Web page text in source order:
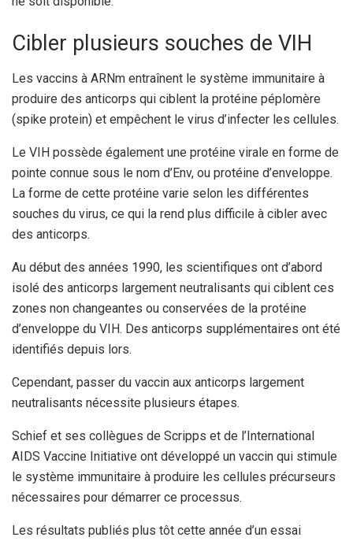
Cibler plusieurs souches de VIH
Les vaccins à ARNm entraînent le système immunitaire à
produire des anticorps qui ciblent la protéine péplomère
(spike protein) et empêchent le virus d’infecter les cellules.
Le VIH possède également une protéine virale en forme de
pointe connue sous le nom d’Env, ou protéine d’enveloppe.
La forme de cette protéine varie selon les différentes
souches du virus, ce qui la rend plus difficile à cibler avec
des anticorps.
Au début des années 1990, les scientifiques ont d’abord
isolé des anticorps largement neutralisants qui ciblent ces
zones non changeantes ou conservées de la protéine
d’enveloppe du VIH. Des anticorps supplémentaires ont été
identifiés depuis lors.
Cependant, passer du vaccin aux anticorps largement
neutralisants nécessite plusieurs étapes.
Schief et ses collègues de Scripps et de l’International
AIDS Vaccine Initiative ont développé un vaccin qui stimule
le système immunitaire à produire les cellules précurseurs
nécessaires pour démarrer ce processus.
Les résultats publiés plus tôt cette année d’un essai